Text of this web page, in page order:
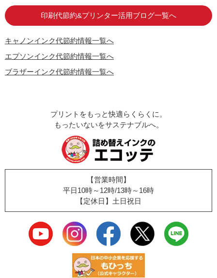
印刷代節約&プリンター活用ブログ一覧へ
キャノンインク代節約情報一覧へ
エプソンインク代節約情報一覧へ
ブラザーインク代節約情報一覧へ
プリントをもっと快適らくらくに。
もったいないをサステナブルへ。
【営業時間】
平日10時～12時/13時～16時
【定休日】土日祝日